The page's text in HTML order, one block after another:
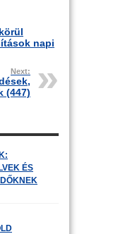
napi
Next:
(447)
ÉS